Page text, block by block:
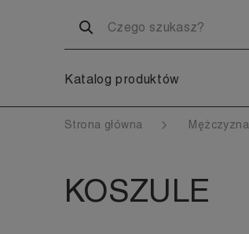
Katalog produktów
Strona główna Mężczyzna
KOSZULE